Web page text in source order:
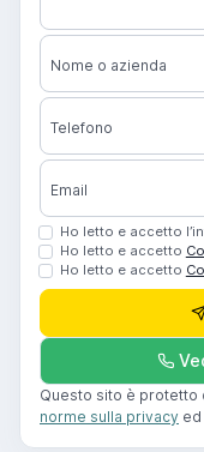
Nome o azienda
Telefono
Email
Ho letto e accetto
Ho letto e accetto
Ho letto e accetto
Questo sito è protetto
norme sulla privacy ed